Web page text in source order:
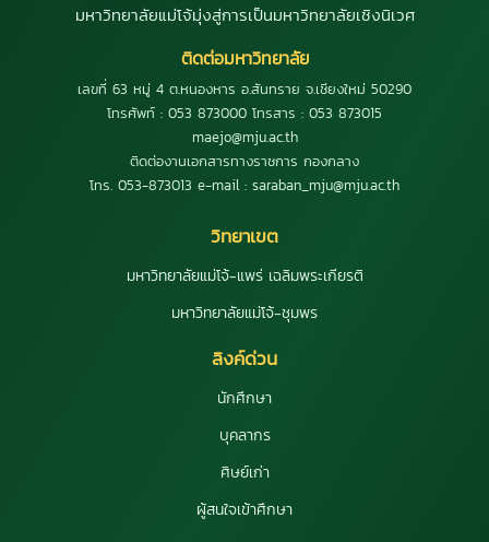
มหาวิทยาลัยแม่โจ้มุ่งสู่การเป็นมหาวิทยาลัยเชิงนิเวศ
ติดต่อมหาวิทยาลัย
เลขที่ 63 หมู่ 4 ต.หนองหาร อ.สันทราย จ.เชียงใหม่ 50290
โทรศัพท์ : 053 873000 โทรสาร : 053 873015
maejo@mju.ac.th
ติดต่องานเอกสารทางราชการ กองกลาง
โทร. 053-873013 e-mail : saraban_mju@mju.ac.th
วิทยาเขต
มหาวิทยาลัยแม่โจ้-แพร่ เฉลิมพระเกียรติ
มหาวิทยาลัยแม่โจ้-ชุมพร
ลิงค์ด่วน
นักศึกษา
บุคลากร
ศิษย์เก่า
ผู้สนใจเข้าศึกษา